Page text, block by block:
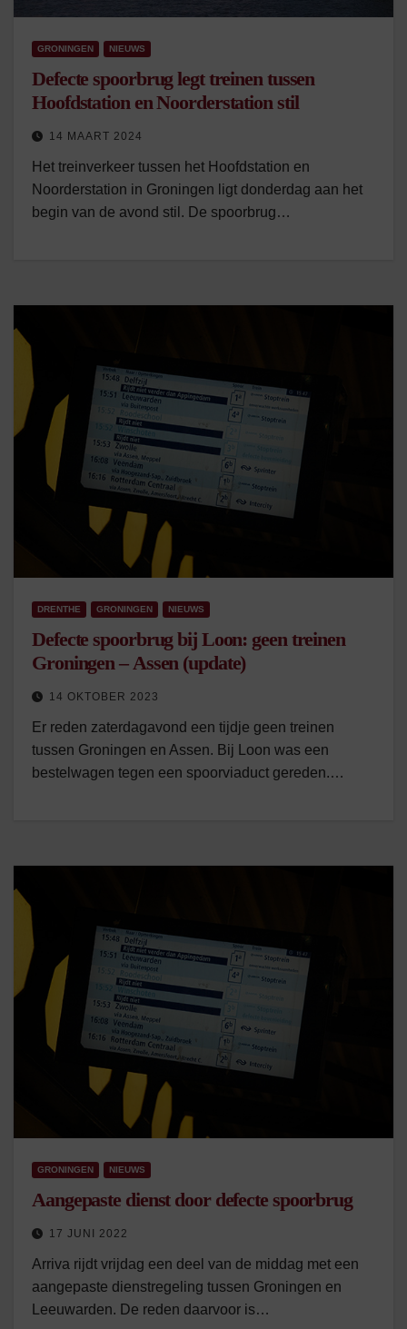
GRONINGEN NIEUWS
Defecte spoorbrug legt treinen tussen
Hoofdstation en Noorderstation stil
14 MAART 2024
Het treinverkeer tussen het Hoofdstation en
Noorderstation in Groningen ligt donderdag aan het
begin van de avond stil. De spoorbrug…
DRENTHE GRONINGEN NIEUWS
Defecte spoorbrug bij Loon: geen treinen
Groningen – Assen (update)
14 OKTOBER 2023
Er reden zaterdagavond een tijdje geen treinen
tussen Groningen en Assen. Bij Loon was een
bestelwagen tegen een spoorviaduct gereden.…
GRONINGEN NIEUWS
Aangepaste dienst door defecte spoorbrug
17 JUNI 2022
Arriva rijdt vrijdag een deel van de middag met een
aangepaste dienstregeling tussen Groningen en
Leeuwarden. De reden daarvoor is…